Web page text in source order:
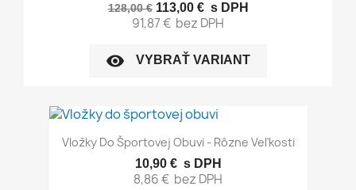
128,00 € 113,00 € s DPH
91,87 € bez DPH
visibility VYBRAŤ VARIANT
Vložky Do Športovej Obuvi - Rôzne Veľkosti
10,90 € s DPH
8,86 € bez DPH